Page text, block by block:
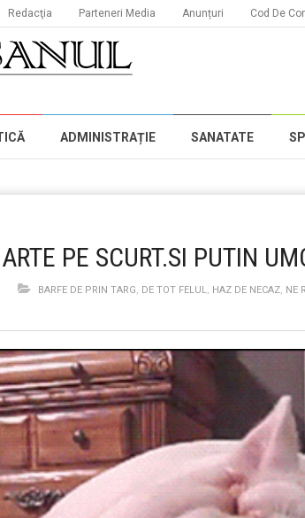
Redacţia Parteneri Media Anunțuri Cod De
ADMINISTRAȚIE SANATATE
PE SCURT.SI PUTIN
BARFE DE PRIN TARG, DE TOT FELUL, HAZ DE NECAZ, NE